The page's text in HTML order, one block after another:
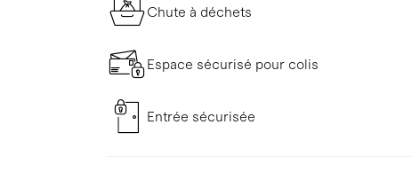
Chute à déchets
Espace sécurisé pour colis
Entrée sécurisée